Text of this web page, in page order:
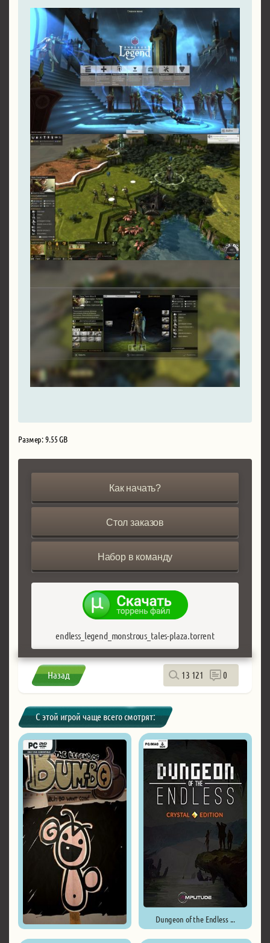
Размер: 9.55 GB
Как начать?
Стол заказов
Набор в команду
endless_legend_monstrous_tales-plaza.torrent
Назад 13 121 0
С этой игрой чаще всего смотрят:
Dungeon of the Endless ...